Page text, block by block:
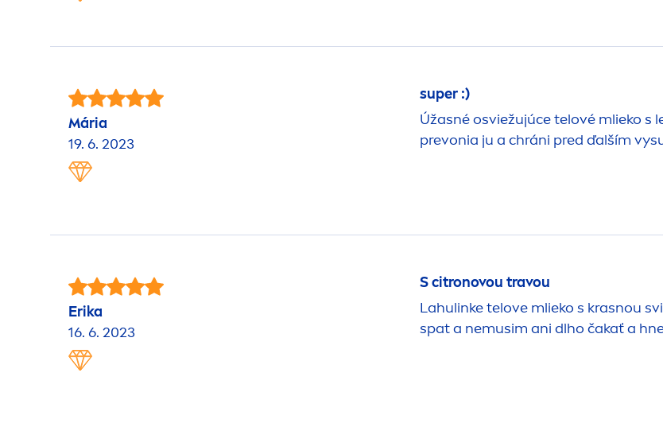
Mária
19. 6. 2023
super :)
Úžasné osviežujúce telové mlieko s
prevonia ju a chráni pred ďalším
Erika
16. 6. 2023
S citronovou travou
Lahulinke telove mlieko s krasnou
spat a nemusim ani dlho čakať a